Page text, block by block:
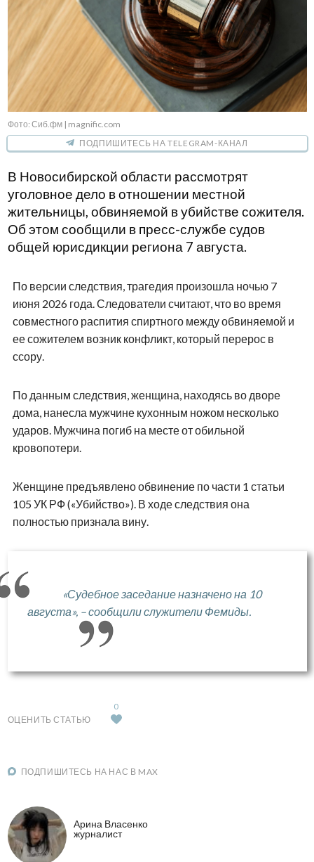
Фото: Сиб.фм | magnific.com
ПОДПИШИТЕСЬ НА TELEGRAM-КАНАЛ
В Новосибирской области рассмотрят
уголовное дело в отношении местной
жительницы, обвиняемой в убийстве сожителя.
Об этом сообщили в пресс-службе судов
общей юрисдикции региона 7 августа.
По версии следствия, трагедия произошла ночью 7
июня 2026 года. Следователи считают, что во время
совместного распития спиртного между обвиняемой и
ее сожителем возник конфликт, который перерос в
ссору.
По данным следствия, женщина, находясь во дворе
дома, нанесла мужчине кухонным ножом несколько
ударов. Мужчина погиб на месте от обильной
кровопотери.
Женщине предъявлено обвинение по части 1 статьи
105 УК РФ («Убийство»). В ходе следствия она
полностью признала вину.
«Судебное заседание назначено на 10
августа», – сообщили служители Фемиды.
ОЦЕНИТЬ СТАТЬЮ
0
ПОДПИШИТЕСЬ НА НАС В MAX
Арина Власенко
журналист